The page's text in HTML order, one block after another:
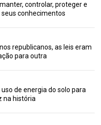
controlar, proteger e
conhecimentos
republicanos, as leis eram
para outra
de energia do solo para
na história